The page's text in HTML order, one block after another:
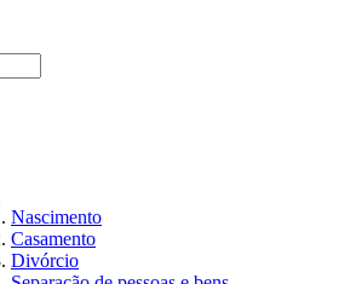
Nascimento
Casamento
Divórcio